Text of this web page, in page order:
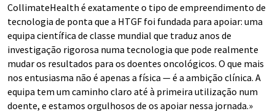
CollimateHealth é exatamente o tipo de empreendimento de
tecnologia de ponta que a HTGF foi fundada para apoiar: uma
equipa científica de classe mundial que traduz anos de
investigação rigorosa numa tecnologia que pode realmente
mudar os resultados para os doentes oncológicos. O que mais
nos entusiasma não é apenas a física — é a ambição clínica. A
equipa tem um caminho claro até à primeira utilização num
doente, e estamos orgulhosos de os apoiar nessa jornada.»